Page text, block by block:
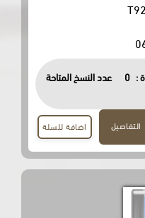
عدد النسخ المتاحة
اضافة للسلة